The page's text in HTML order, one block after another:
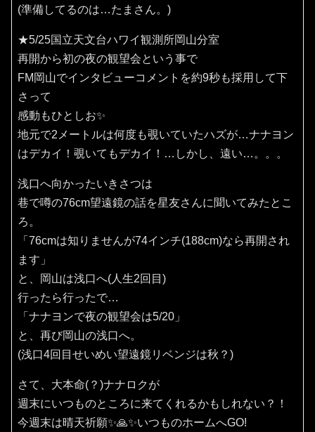
(準備してるのは…たまさん。)
★5/25国立天文台ハワイ観測所岡山分室
再開から初の夜の観望会という事で
FM岡山でインタビューコメントを約9秒も採用して下
さって
感動もひとしお✨️
地元で2メートルは何度も覗いていたハズが…ナナヨン
はデカイ！覗いてもデカイ！…しかし、遠い…。。。
浅口へ向かったいきさつは
巷で噂の76cm望遠鏡の話を星友さんに聞いてみたとこ
ろ。
「76cmは知りませんが74インチ(188cm)なら再開され
ます」
と、岡山は浅口へ(人生2回目)
行ったら行ったで…
「ナナヨンで夜の観望会は5/20」
と、再び岡山の浅口へ。
(浅口4回目せいめい望遠鏡リベンジは秋？)
さて、大本命(？)ナナロクが
週末にいつものところに来てくれるかもしれない？！
今週末は晴天祈願✨️🙏✨️いつものホームへGO!